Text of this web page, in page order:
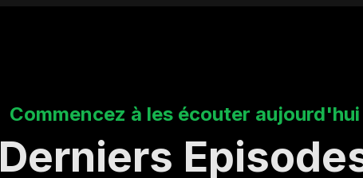
Commencez à les écouter aujourd'hui
Derniers